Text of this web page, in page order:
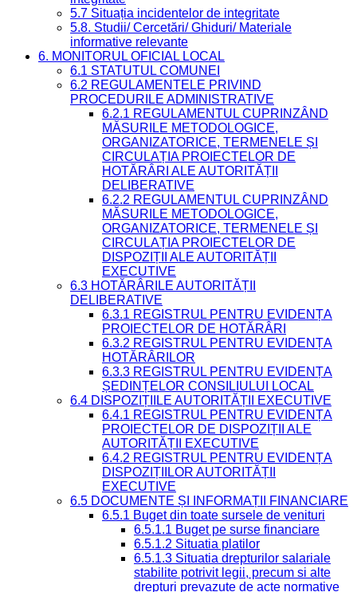
5.7 Situația incidentelor de integritate
5.8. Studii/ Cercetări/ Ghiduri/ Materiale
informative relevante
6. MONITORUL OFICIAL LOCAL
6.1 STATUTUL COMUNEI
6.2 REGULAMENTELE PRIVIND
PROCEDURILE ADMINISTRATIVE
6.2.1 REGULAMENTUL CUPRINZÂND
MĂSURILE METODOLOGICE,
ORGANIZATORICE, TERMENELE ȘI
CIRCULAȚIA PROIECTELOR DE
HOTĂRÂRI ALE AUTORITĂȚII
DELIBERATIVE
6.2.2 REGULAMENTUL CUPRINZÂND
MĂSURILE METODOLOGICE,
ORGANIZATORICE, TERMENELE ȘI
CIRCULAȚIA PROIECTELOR DE
DISPOZIȚII ALE AUTORITĂȚII
EXECUTIVE
6.3 HOTĂRÂRILE AUTORITĂȚII
DELIBERATIVE
6.3.1 REGISTRUL PENTRU EVIDENȚA
PROIECTELOR DE HOTĂRÂRI
6.3.2 REGISTRUL PENTRU EVIDENȚA
HOTĂRÂRILOR
6.3.3 REGISTRUL PENTRU EVIDENȚA
ȘEDINȚELOR CONSILIULUI LOCAL
6.4 DISPOZIȚIILE AUTORITĂȚII EXECUTIVE
6.4.1 REGISTRUL PENTRU EVIDENȚA
PROIECTELOR DE DISPOZIȚII ALE
AUTORITĂȚII EXECUTIVE
6.4.2 REGISTRUL PENTRU EVIDENȚA
DISPOZIȚIILOR AUTORITĂȚII
EXECUTIVE
6.5 DOCUMENTE ȘI INFORMAȚII FINANCIARE
6.5.1 Buget din toate sursele de venituri
6.5.1.1 Buget pe surse financiare
6.5.1.2 Situatia platilor
6.5.1.3 Situatia drepturilor salariale
stabilite potrivit legii, precum si alte
drepturi prevazute de acte normative